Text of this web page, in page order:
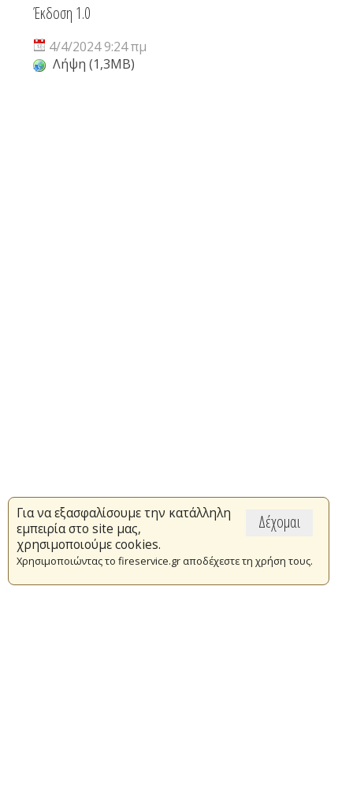
Έκδοση 1.0
4/4/2024 9:24 πμ
Λήψη (1,3MB)
Δέχομαι
Για να εξασφαλίσουμε την κατάλληλη
εμπειρία στο site μας,
χρησιμοποιούμε cookies.
Χρησιμοποιώντας το fireservice.gr αποδέχεστε τη χρήση τους.